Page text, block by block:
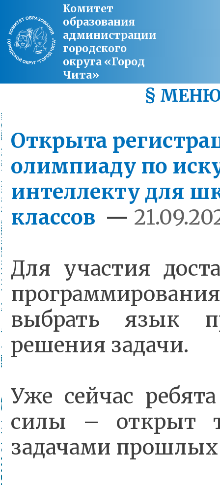
Комитет
образования
администрации
городского
округа «Город
Чита»
§
Открыта
олимпиаду по
интеллекту для
классов —
Для участия
выбрать язык
решения задачи.
Уже сейчас
силы – открыт
задачами